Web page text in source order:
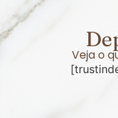
Veja o